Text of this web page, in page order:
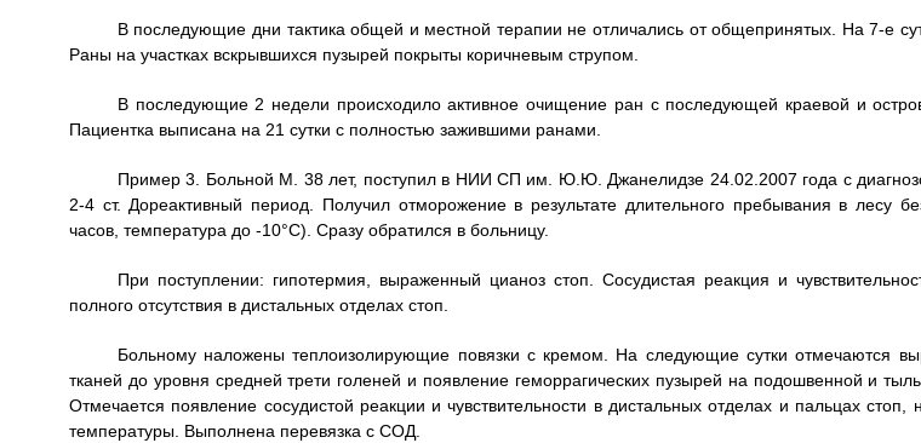
В последующие дни тактика общей и местной терапии не отличались от общепринятых. На 7-е
Раны на участках вскрывшихся пузырей покрыты коричневым струпом.
В последующие 2 недели происходило активное очищение ран с последующей краевой и
Пациентка выписана на 21 сутки с полностью зажившими ранами.
Пример 3. Больной М. 38 лет, поступил в НИИ СП им. Ю.Ю. Джанелидзе 24.02.2007 года с
2-4 ст. Дореактивный период. Получил отморожение в результате длительного пребывания в лесу
часов, температура до -10°С). Сразу обратился в больницу.
При поступлении: гипотермия, выраженный цианоз стоп. Сосудистая реакция и
полного отсутствия в дистальных отделах стоп.
Больному наложены теплоизолирующие повязки с кремом. На следующие сутки отмечаются
тканей до уровня средней трети голеней и появление геморрагических пузырей на подошвенной и
Отмечается появление сосудистой реакции и чувствительности в дистальных отделах и пальцах стоп,
температуры. Выполнена перевязка с СОД.